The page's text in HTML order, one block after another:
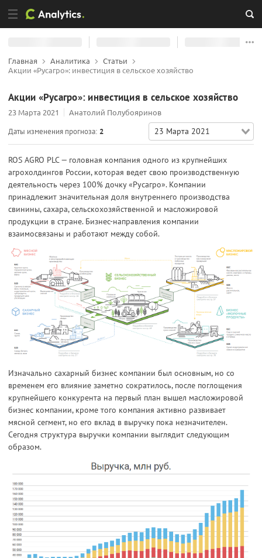
Главная Аналитика
Статьи
Акции «Русагро»: инвестиция в сельское хозяйство
Акции «Русагро»: инвестиция в сельское хозяйство
23 Марта 2021
Анатолий Полубояринов
Даты изменения прогноза: 2 23 Марта 2021
ROS AGRO PLC — головная компания одного из крупнейших
агрохолдингов России, которая ведет свою производственную
деятельность через 100% дочку «Русагро». Компании
принадлежит значительная доля внутреннего производства
свинины, сахара, сельскохозяйственной и масложировой
продукции в стране. Бизнес-направления компании
взаимосвязаны и работают между собой.
Изначально сахарный бизнес компании был основным, но со
временем его влияние заметно сократилось, после поглощения
крупнейшего конкурента на первый план вышел масложировой
бизнес компании, кроме того компания активно развивает
мясной сегмент, но его вклад в выручку пока незначителен.
Сегодня структура выручки компании выглядит следующим
образом.